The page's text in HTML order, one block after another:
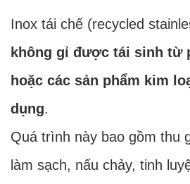
Inox tái chế (recycled
không gỉ được tái sinh từ
hoặc các sản phẩm kim
dụng.
Quá trình này bao gồm thu
làm sạch, nấu chảy, tinh